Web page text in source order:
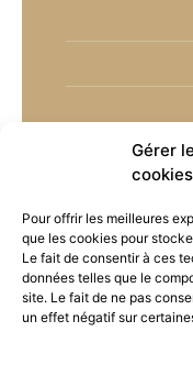
Gérer
cookies
Pour offrir les meilleures
que les cookies pour
Le fait de consentir à ces
données telles que le
site. Le fait de ne pas
un effet négatif sur
En cochant
concernant le
de ce formulaire. |
you have read and
regarding the
form.